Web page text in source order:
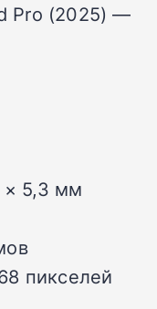
Pro (2025) —
× 5,3 мм
пикселей